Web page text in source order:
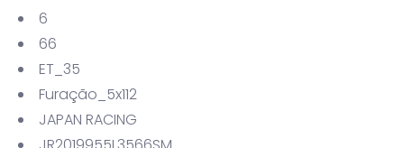
6
66
ET_35
Furação_5x112
JAPAN RACING